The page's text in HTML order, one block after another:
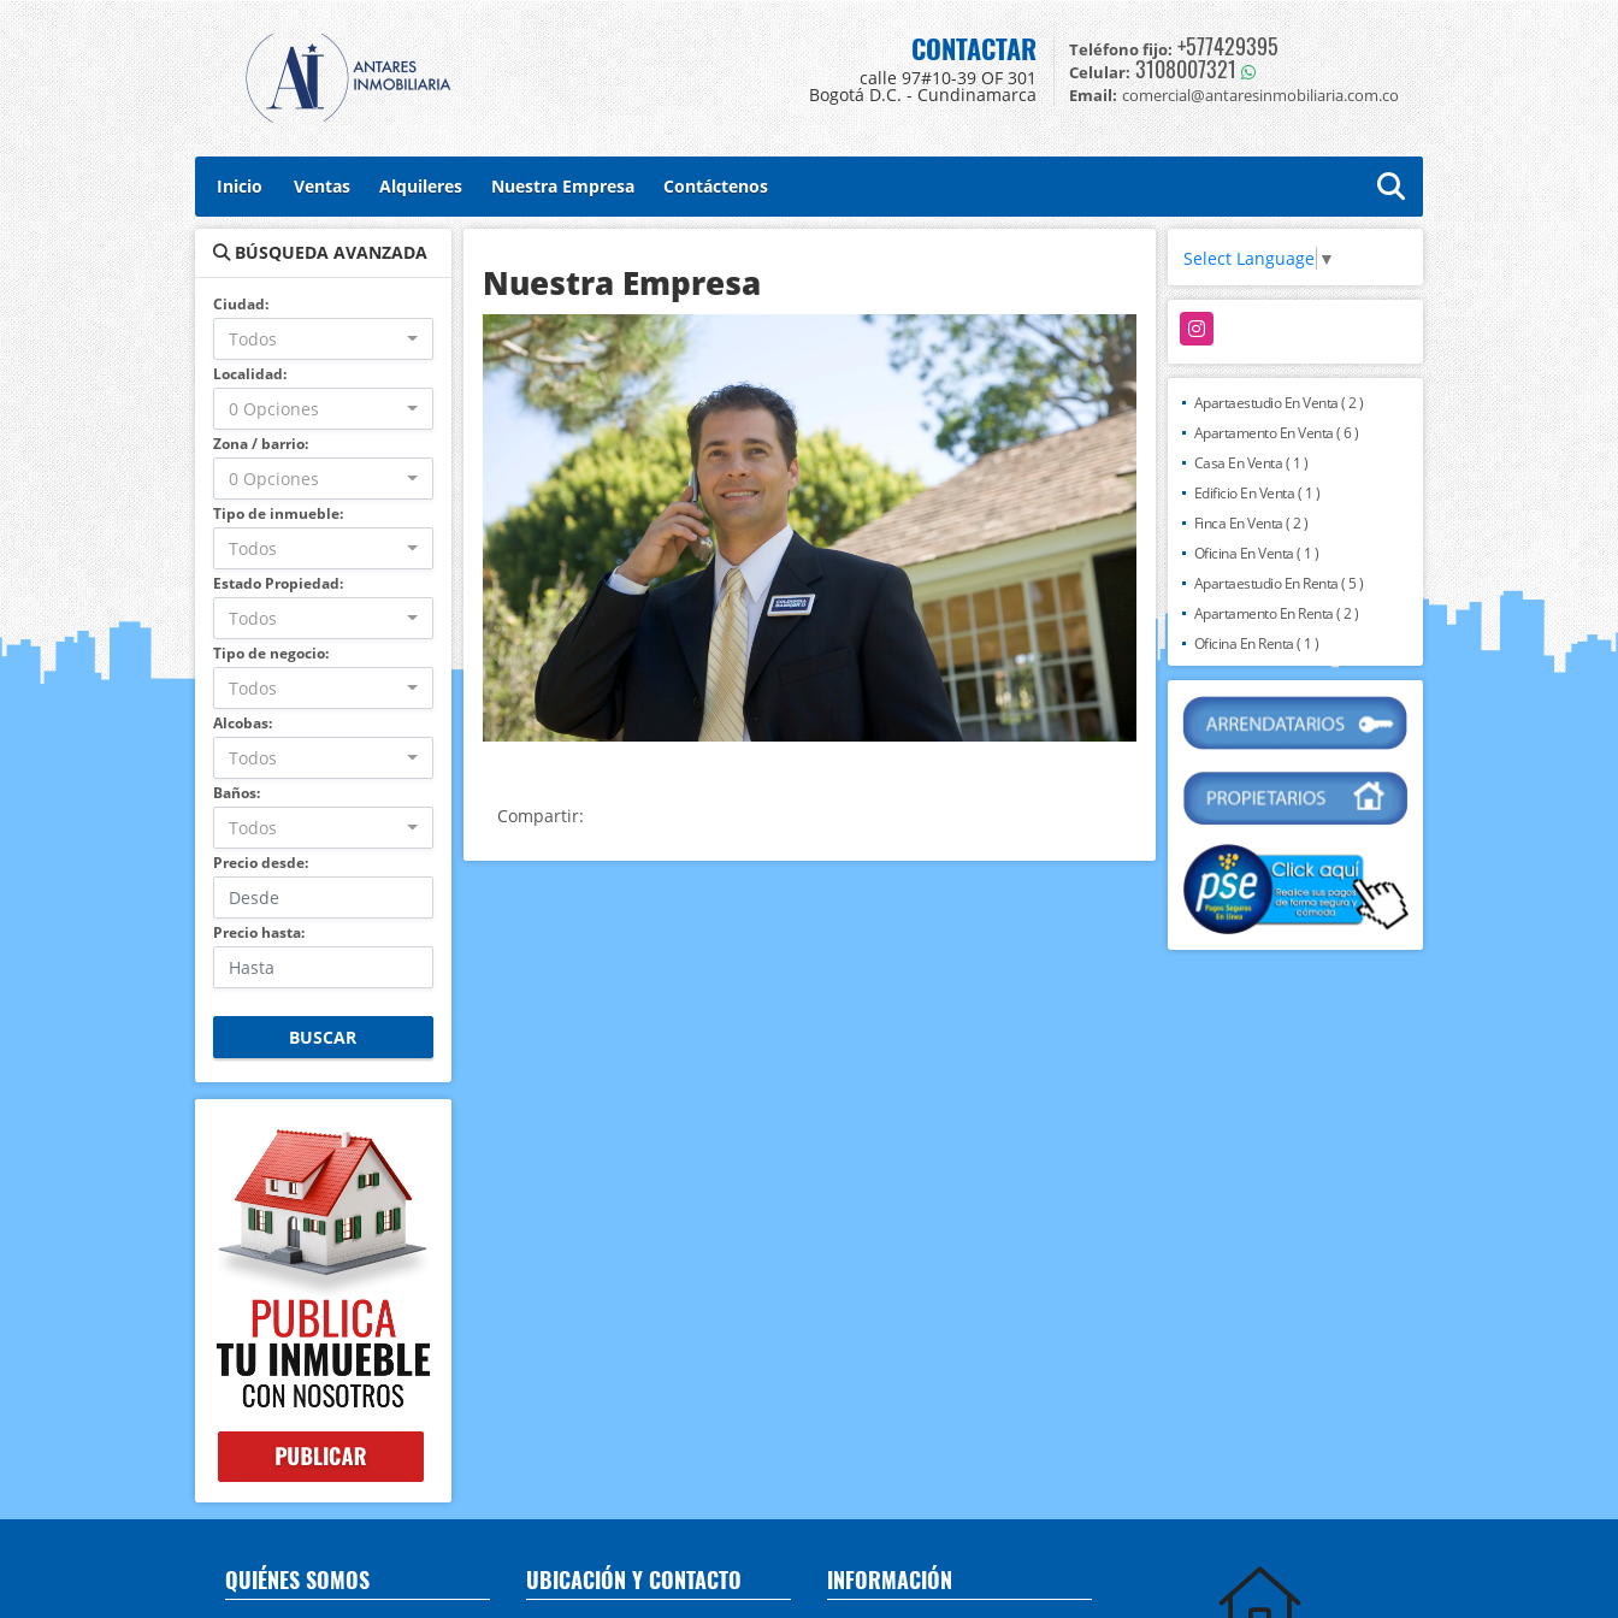
CONTACTAR
calle 97#10-39 OF 301
Bogotá D.C. - Cundinamarca
Teléfono fijo: +577429395
Celular: 3108007321
Email: comercial@antaresinmobiliaria.com.co
Inicio Ventas Alquileres Nuestra Empresa Contáctenos
BÚSQUEDA AVANZADA
Ciudad:
Todos
Localidad:
0 Opciones
Zona / barrio:
0 Opciones
Tipo de inmueble:
Todos
Estado Propiedad:
Todos
Tipo de negocio:
Todos
Alcobas:
Todos
Baños:
Todos
Precio desde:
Precio hasta:
BUSCAR
Nuestra Empresa
Compartir:
Select Language ▼
Instagram
Apartaestudio En Venta ( 2 )
Apartamento En Venta ( 6 )
Casa En Venta ( 1 )
Edificio En Venta ( 1 )
Finca En Venta ( 2 )
Oficina En Venta ( 1 )
Apartaestudio En Renta ( 5 )
Apartamento En Renta ( 2 )
Oficina En Renta ( 1 )
QUIÉNES SOMOS UBICACIÓN Y CONTACTO INFORMACIÓN